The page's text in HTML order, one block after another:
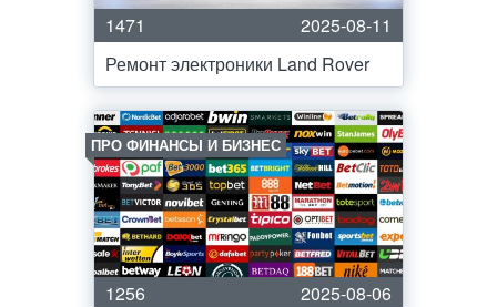
1471
2025-08-11
Ремонт электроники Land Rover
ПРО ФИНАНСЫ И БИЗНЕС
1256
2025-08-06